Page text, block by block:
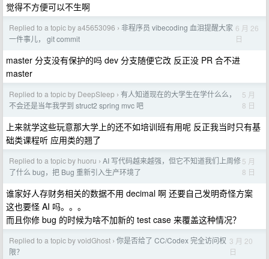
觉得不方便可以不生啊
Replied to a topic by a45653096 › 非程序员 vibecoding 血泪提醒大家
一件事儿， git commit
6 月 26
日
master 分支没有保护的吗 dev 分支随便它改 反正没 PR 合不进
master
Replied to a topic by DeepSIeep › 有人知道现在的大学生在学什么么，
不会还是当年我学到 struct2 spring mvc 吧
5 月
8 日
上来就学这些玩意那大学上的还不如培训班有用呢 反正我当时只有基
础类课程听 应用类的翘了
Replied to a topic by huoru › AI 写代码越来越强，但它不知道我们上周修
了什么 bug，把 Bug 重新引入生产环境了
5 月
8 日
谁家好人存财务相关的数据不用 decimal 啊 还要自己发明奇怪方案
这也要怪 AI 吗。。。
而且你修 bug 的时候为啥不加新的 test case 来覆盖这种情况？
Replied to a topic by voidGhost › 你是否给了 CC/Codex 完全访问权
限？
3 月 20
日